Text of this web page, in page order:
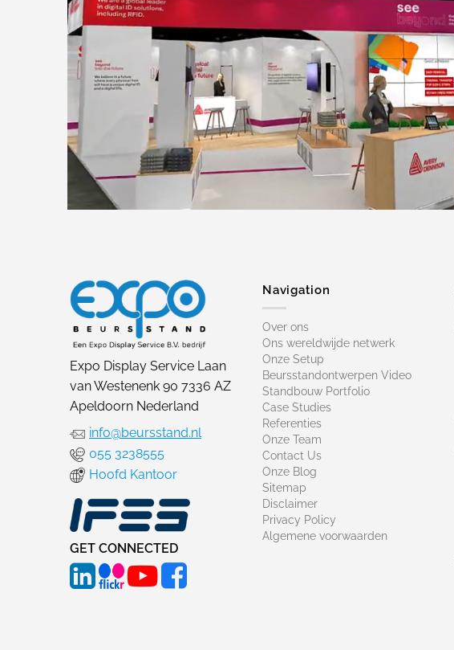
Expo Display Service Laan
van Westenenk 90 7336 AZ
Apeldoorn Nederland
info@beursstand.nl
055 3238555
Hoofd Kantoor
GET CONNECTED
Navigation
Over ons
Ons wereldwijde netwerk
Onze Setup
Beursstandontwerpen Video
Standbouw Portfolio
Case Studies
Referenties
Onze Team
Contact Us
Onze Blog
Sitemap
Disclaimer
Privacy Policy
Algemene voorwaarden